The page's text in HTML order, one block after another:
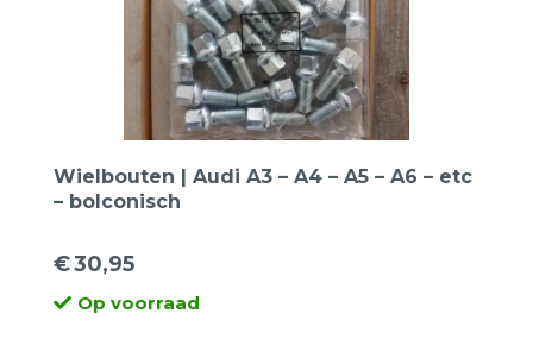
Wielbouten | Audi A3 – A4 – A5 – A6 – etc
– bolconisch
€30,95
Op voorraad